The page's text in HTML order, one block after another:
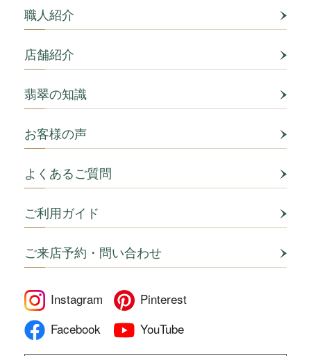
職人紹介
店舗紹介
翡翠の知識
お客様の声
よくあるご質問
ご利用ガイド
ご来店予約・問い合わせ
Instagram
Pinterest
Facebook
YouTube